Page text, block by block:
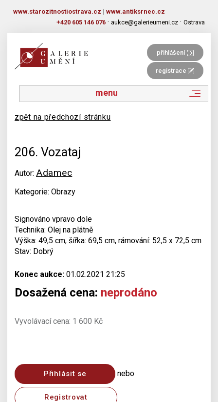
www.starozitnostiostrava.cz | www.antiksrnec.cz
+420 605 146 076 · aukce@galerieumeni.cz · Ostrava
přihlášení
registrace
menu
zpět na předchozí stránku
206. Vozataj
Autor: Adamec
Kategorie: Obrazy
Signováno vpravo dole
Technika: Olej na plátně
Výška: 49,5 cm, šířka: 69,5 cm, rámování: 52,5 x 72,5 cm
Stav: Dobrý
Konec aukce: 01.02.2021 21:25
Dosažená cena: neprodáno
Vyvolávací cena: 1 600 Kč
Přihlásit se nebo
Registrovat